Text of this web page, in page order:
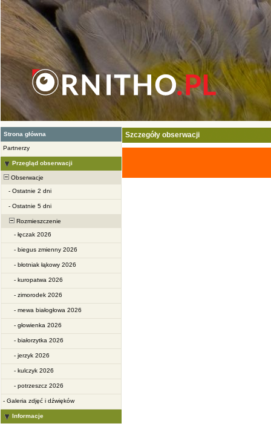
Strona główna
Partnerzy
Przegląd obserwacji
Obserwacje
- Ostatnie 2 dni
- Ostatnie 5 dni
Rozmieszczenie
- łęczak 2026
- biegus zmienny 2026
- błotniak łąkowy 2026
- kuropatwa 2026
- zimorodek 2026
- mewa białogłowa 2026
- głowienka 2026
- białorzytka 2026
- jerzyk 2026
- kulczyk 2026
- potrzeszcz 2026
- Galeria zdjęć i dźwięków
Informacje
Szczegóły obserwacji